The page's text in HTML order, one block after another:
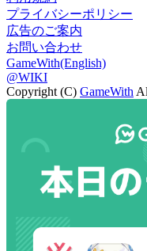
プライバシーポリシー
広告のご案内
お問い合わせ
GameWith(English)
@WIKI
Copyright (C) GameWith